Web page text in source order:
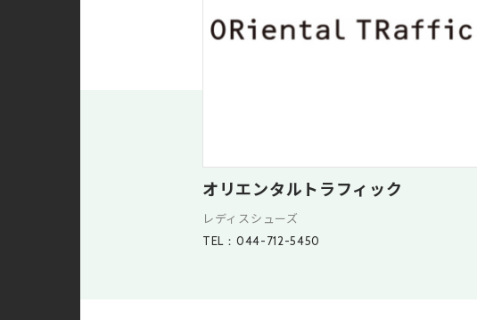
オリエンタルトラフィック
レディスシューズ
TEL：044-712-5450